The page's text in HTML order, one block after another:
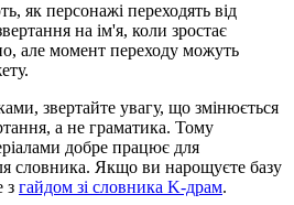
як персонажі переходять від
на ім'я, коли зростає
але момент переходу можуть
звертайте увагу, що змінюється
а не граматика. Тому
добре працює для
словника. Якщо ви нарощуєте базу
з гайдом зі словника K-драм.